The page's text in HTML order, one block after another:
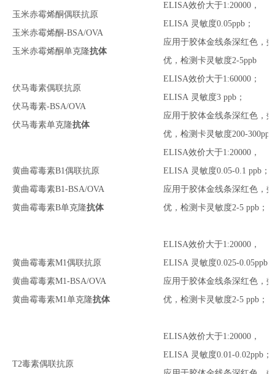
玉米赤霉烯酮偶联抗原
玉米赤霉烯酮-BSA/OVA
玉米赤霉烯酮单克隆抗体
ELISA效价大于1:20000 ，
ELISA 灵敏度0.05ppb；
应用于胶体金线条深红色，
优 ，检测卡灵敏度2-5ppb
伏马毒素偶联抗原
伏马毒素-BSA/OVA
伏马毒素单克隆抗体
ELISA效价大于1:60000 ；
ELISA 灵敏度3 ppb；
应用于胶体金线条深红色，
优 ，检测卡灵敏度200-300ppb
黄曲霉毒素B1偶联抗原
黄曲霉毒素B1-BSA/OVA
黄曲霉毒素B单克隆抗体
ELISA效价大于1:20000 ，
ELISA 灵敏度0.05-0.1 ppb；
应用于胶体金线条深红色，
优 ，检测卡灵敏度2-5 ppb；
黄曲霉毒素M1偶联抗原
黄曲霉毒素M1-BSA/OVA
黄曲霉毒素M1单克隆抗体
ELISA效价大于1:20000 ，
ELISA 灵敏度0.025-0.05ppb
应用于胶体金线条深红色，
优 ，检测卡灵敏度2-5 ppb；
T2毒素偶联抗原
ELISA效价大于1:20000 ，
ELISA 灵敏度0.01-0.02ppb；